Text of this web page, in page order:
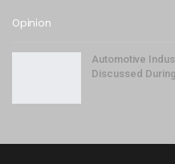
Opinion
Automotive
Discussed